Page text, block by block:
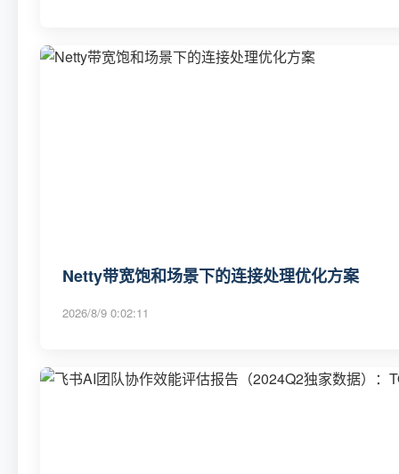
Netty带宽饱和场景下的连接处理优化方案
2026/8/9 0:02:11